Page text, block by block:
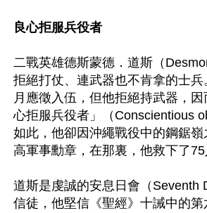
良心拒服兵役者
二戰英雄德斯蒙德．道斯（
拒絕打仗、連武器也不肯拿的士
月應徵入伍，但他拒絕持武器，
心拒服兵役者」（Conscientious
如此，他卻因沖繩戰役中的鋼鋸
高軍事勳章，在那裏，他救下了75
道斯是虔誠的安息日會（Seventh
信徒，他堅信《聖經》十誡中的